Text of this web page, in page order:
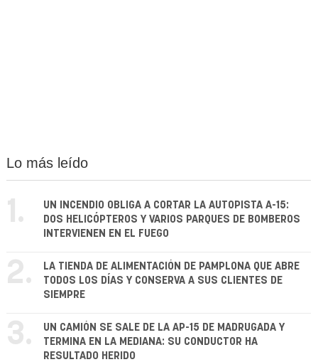
Lo más leído
1.
UN INCENDIO OBLIGA A CORTAR LA AUTOPISTA A-15:
DOS HELICÓPTEROS Y VARIOS PARQUES DE BOMBEROS
INTERVIENEN EN EL FUEGO
2.
LA TIENDA DE ALIMENTACIÓN DE PAMPLONA QUE ABRE
TODOS LOS DÍAS Y CONSERVA A SUS CLIENTES DE
SIEMPRE
3.
UN CAMIÓN SE SALE DE LA AP-15 DE MADRUGADA Y
TERMINA EN LA MEDIANA: SU CONDUCTOR HA
RESULTADO HERIDO